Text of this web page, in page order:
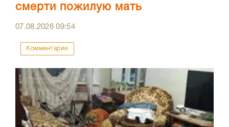
смерти пожилую мать
07.08.202609:54
Комментарии